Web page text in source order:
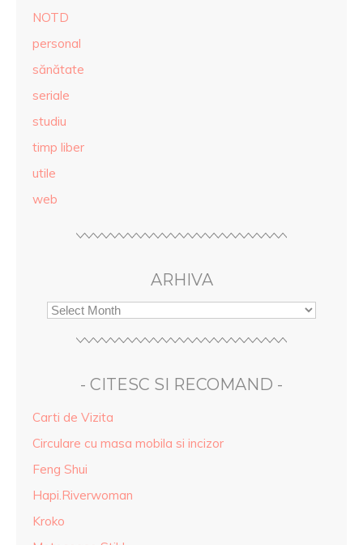
NOTD
personal
sănătate
seriale
studiu
timp liber
utile
web
ARHIVA
- CITESC SI RECOMAND -
Carti de Vizita
Circulare cu masa mobila si incizor
Feng Shui
Hapi.Riverwoman
Kroko